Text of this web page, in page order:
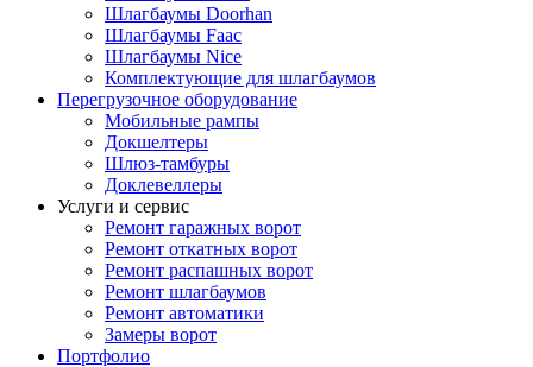
Шлагбаумы Doorhan
Шлагбаумы Faac
Шлагбаумы Nice
Комплектующие для шлагбаумов
Перегрузочное оборудование
Мобильные рампы
Докшелтеры
Шлюз-тамбуры
Доклевеллеры
Услуги и сервис
Ремонт гаражных ворот
Ремонт откатных ворот
Ремонт распашных ворот
Ремонт шлагбаумов
Ремонт автоматики
Замеры ворот
Портфолио